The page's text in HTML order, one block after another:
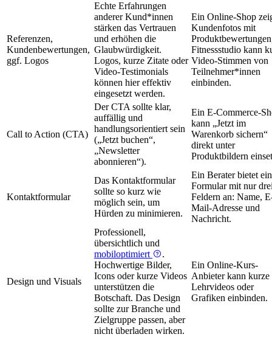
Referenzen,
Kundenbewertungen,
ggf. Logos
Echte Erfahrungen
anderer Kund*innen
stärken das Vertrauen
und erhöhen die
Glaubwürdigkeit.
Logos, kurze Zitate oder
Video-Testimonials
können hier effektiv
eingesetzt werden.
Ein Online-Shop
Kundenfotos mit
Fitnessstudio kann
Video-Stimmen von
Teilnehmer*innen
einbinden.
Call to Action (CTA)
Der CTA sollte klar,
auffällig und
handlungsorientiert sein
(„Jetzt buchen“,
„Newsletter
abonnieren“).
Ein E-Commerce-
kann „Jetzt im
Warenkorb sichern“
direkt unter
Produktbildern
Kontaktformular
Das Kontaktformular
sollte so kurz wie
möglich sein, um
Hürden zu minimieren.
Ein Berater bietet ein
Formular mit nur
Feldern an: Name,
Mail-Adresse und
Nachricht.
Design und Visuals
Professionell,
übersichtlich und
mobiloptimiert
.
Hochwertige Bilder,
Icons oder kurze Videos
unterstützen die
Botschaft. Das Design
sollte zur Branche und
Zielgruppe passen, aber
nicht überladen wirken.
Ein Online-Kurs-
Anbieter kann kurze
Lehrvideos oder
Grafiken einbinden.